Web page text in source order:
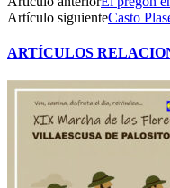
Artículo siguienteCasto
ARTÍCULOS